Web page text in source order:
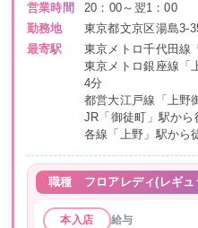
営業時間
20：00～翌1：00
勤務地
東京都文京区湯島3-
最寄駅
東京メトロ千代田線
東京メトロ銀座線「
4分
都営大江戸線「上
JR「御徒町」駅から
各線「上野」駅から
職種 フロアレディ(レギュ
本入店 給与